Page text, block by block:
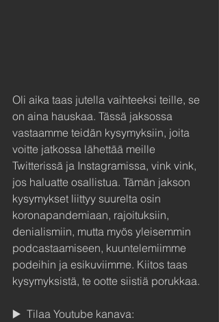
Oli aika taas jutella vaihteeksi teille, se
on aina hauskaa. Tässä jaksossa
vastaamme teidän kysymyksiin, joita
voitte jatkossa lähettää meille
Twitterissä ja Instagramissa, vink vink,
jos haluatte osallistua. Tämän jakson
kysymykset liittyy suurelta osin
koronapandemiaan, rajoituksiin,
denialismiin, mutta myös yleisemmin
podcastaamiseen, kuuntelemiimme
podeihin ja esikuviimme. Kiitos taas
kysymyksistä, te ootte siistiä porukkaa.
▶️  Tilaa Youtube kanava: